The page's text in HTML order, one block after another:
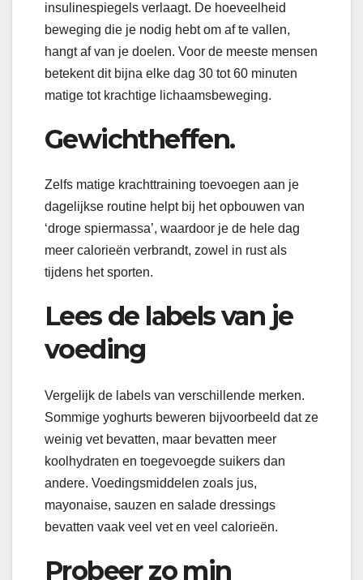
insulinespiegels verlaagt. De hoeveelheid
beweging die je nodig hebt om af te vallen,
hangt af van je doelen. Voor de meeste mensen
betekent dit bijna elke dag 30 tot 60 minuten
matige tot krachtige lichaamsbeweging.
Gewichtheffen.
Zelfs matige krachttraining toevoegen aan je
dagelijkse routine helpt bij het opbouwen van
‘droge spiermassa’, waardoor je de hele dag
meer calorieën verbrandt, zowel in rust als
tijdens het sporten.
Lees de labels van je
voeding
Vergelijk de labels van verschillende merken.
Sommige yoghurts beweren bijvoorbeeld dat ze
weinig vet bevatten, maar bevatten meer
koolhydraten en toegevoegde suikers dan
andere. Voedingsmiddelen zoals jus,
mayonaise, sauzen en salade dressings
bevatten vaak veel vet en veel calorieën.
Probeer zo min